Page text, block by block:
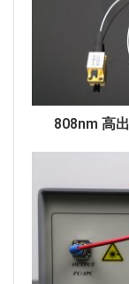
ポンピングお
808nm 高